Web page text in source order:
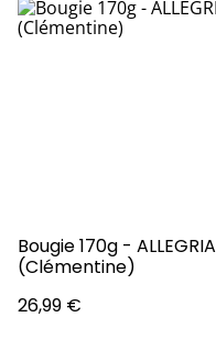
Bougie 170g - ALLEGRIA
(Clémentine)
26,99 €